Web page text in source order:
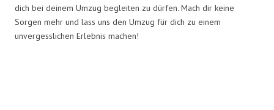
dich bei deinem Umzug begleiten zu dürfen. Mach dir keine
Sorgen mehr und lass uns den Umzug für dich zu einem
unvergesslichen Erlebnis machen!